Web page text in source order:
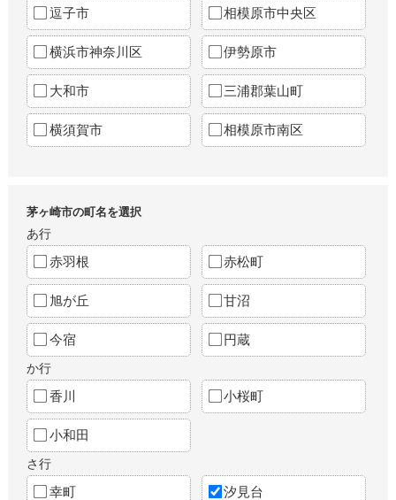
逗子市 相模原市中央区
横浜市神奈川区 伊勢原市
大和市 三浦郡葉山町
横須賀市 相模原市南区
茅ヶ崎市の町名を選択
あ行
赤羽根 赤松町
旭が丘 甘沼
今宿 円蔵
か行
香川 小桜町
小和田
さ行
幸町 汐見台